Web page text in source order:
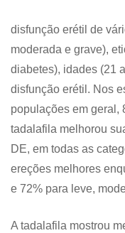
disfunção erétil de
moderada e grave),
diabetes), idades (21
disfunção erétil. Nos
populações em geral,
tadalafila melhorou
DE, em todas as
ereções melhores
e 72% para leve,
A tadalafila mostrou